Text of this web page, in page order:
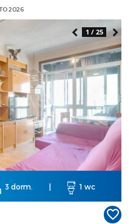
2026
1 / 25
3 dorm. | 1 wc